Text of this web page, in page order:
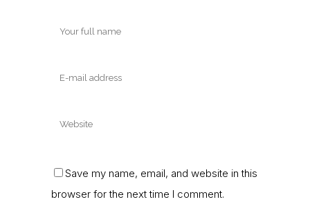
Save my name, email, and website in this
browser for the next time I comment.